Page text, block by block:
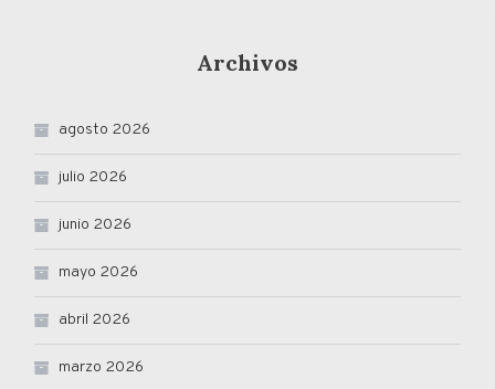
Archivos
agosto 2026
julio 2026
junio 2026
mayo 2026
abril 2026
marzo 2026